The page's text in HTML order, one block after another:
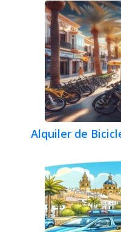
Alquiler de